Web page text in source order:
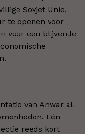
Sovjet Unie,
te openen voor
voor een blijvende
van Anwar al-
Eén
reeds kort